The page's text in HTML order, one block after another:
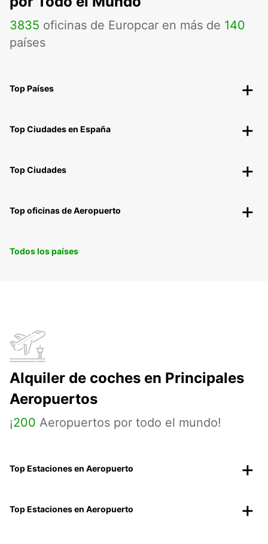
3835 oficinas de Europcar en más de 140
países
Top Países
Top Ciudades en España
Top Ciudades
Top oficinas de Aeropuerto
Todos los países
Alquiler de coches en Principales
Aeropuertos
¡200 Aeropuertos por todo el mundo!
Top Estaciones en Aeropuerto
Top Estaciones en Aeropuerto